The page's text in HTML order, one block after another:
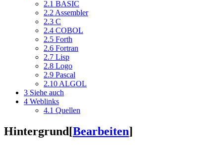
2.1 BASIC
2.2 Assembler
2.3 C
2.4 COBOL
2.5 Forth
2.6 Fortran
2.7 Lisp
2.8 Logo
2.9 Pascal
2.10 ALGOL
3 Siehe auch
4 Weblinks
4.1 Quellen
Hintergrund[Bearbeiten]